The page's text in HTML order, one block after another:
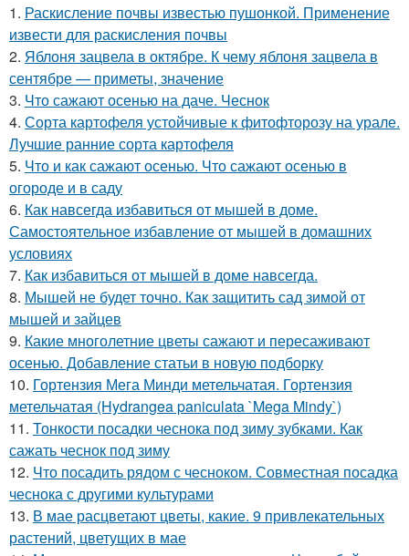
1. Раскисление почвы известью пушонкой. Применение
извести для раскисления почвы
2. Яблоня зацвела в октябре. К чему яблоня зацвела в
сентябре — приметы, значение
3. Что сажают осенью на даче. Чеснок
4. Сорта картофеля устойчивые к фитофторозу на урале.
Лучшие ранние сорта картофеля
5. Что и как сажают осенью. Что сажают осенью в
огороде и в саду
6. Как навсегда избавиться от мышей в доме.
Самостоятельное избавление от мышей в домашних
условиях
7. Как избавиться от мышей в доме навсегда.
8. Мышей не будет точно. Как защитить сад зимой от
мышей и зайцев
9. Какие многолетние цветы сажают и пересаживают
осенью. Добавление статьи в новую подборку
10. Гортензия Мега Минди метельчатая. Гортензия
метельчатая (Hydrangea paniculata `Mega Mindy`)
11. Тонкости посадки чеснока под зиму зубками. Как
сажать чеснок под зиму
12. Что посадить рядом с чесноком. Совместная посадка
чеснока с другими культурами
13. В мае расцветают цветы, какие. 9 привлекательных
растений, цветущих в мае